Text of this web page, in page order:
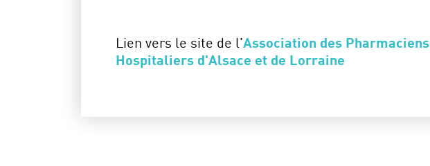
Lien vers le site de l'Association des Pharmaciens
Hospitaliers d'Alsace et de Lorraine